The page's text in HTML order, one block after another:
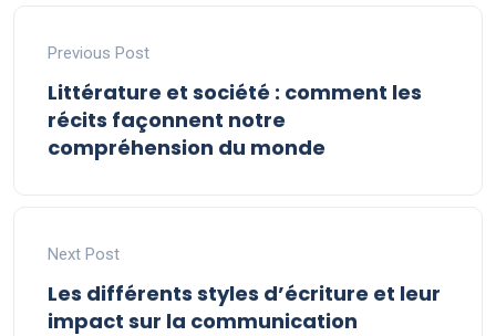
Previous Post
Littérature et société : comment les
récits façonnent notre
compréhension du monde
Next Post
Les différents styles d’écriture et leur
impact sur la communication